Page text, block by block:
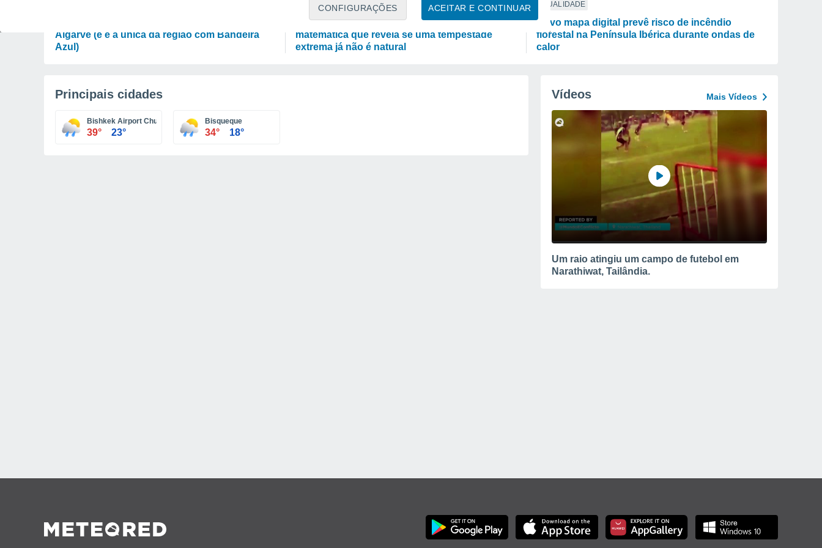
ACEITAR E CONTINUAR
CONFIGURAÇÕES
Algarve (e é a única da região com Bandeira
Azul)
CIÊNCIA
Acaso ou alteração climática: a fórmula
matemática que revela se uma tempestade
extrema já não é natural
ATUALIDADE
Novo mapa digital prevê risco de incêndio
florestal na Península Ibérica durante ondas de
calor
Principais cidades
Bishkek Airport Chuy
39° 23°
Bisqueque
34° 18°
Vídeos Mais Vídeos
Um raio atingiu um campo de futebol em
Narathiwat, Tailândia.